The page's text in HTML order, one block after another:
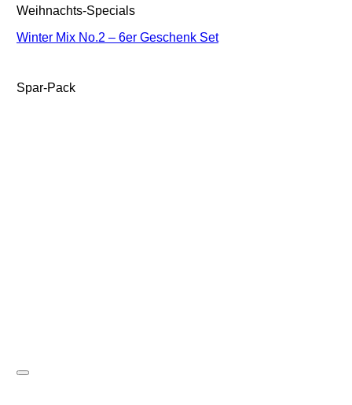
Weihnachts-Specials
Winter Mix No.2 – 6er Geschenk Set
Spar-Pack